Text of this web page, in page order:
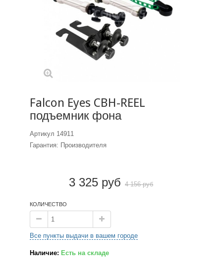
Falcon Eyes CBH-REEL
подъемник фона
Артикул 14911
Гарантия: Производителя
3 325 руб 4 156 руб
КОЛИЧЕСТВО
Все пункты выдачи в вашем городе
Наличие: Есть на складе